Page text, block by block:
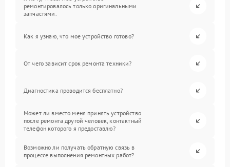
ремонтировалось только оригинальными
запчастями.
Как я узнаю, что мое устройство готово?
От чего зависит срок ремонта техники?
Диагностика проводится бесплатно?
Может ли вместо меня принять устройство
после ремонта другой человек, контактный
телефон которого я предоставлю?
Возможно ли получать обратную связь в
процессе выполнения ремонтных работ?